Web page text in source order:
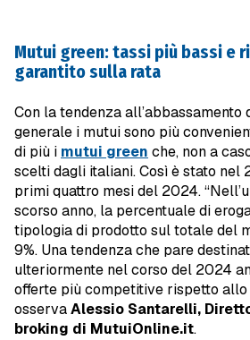
Mutui green: tassi più bassi e
garantito sulla rata
Con la tendenza all’abbassamento
generale i mutui sono più
di più i mutui green che, non a
scelti dagli italiani. Così è stato nel
primi quattro mesi del 2024.
scorso anno, la percentuale di
tipologia di prodotto sul totale del
9%. Una tendenza che pare
ulteriormente nel corso del 2024
offerte più competitive rispetto allo
osservaAlessio Santarelli,
broking di MutuiOnline.it.